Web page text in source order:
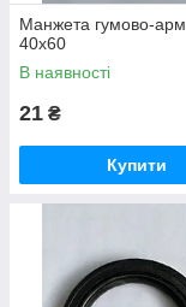
Манжета гумово-
40х60
В наявності
21 ₴
Купити